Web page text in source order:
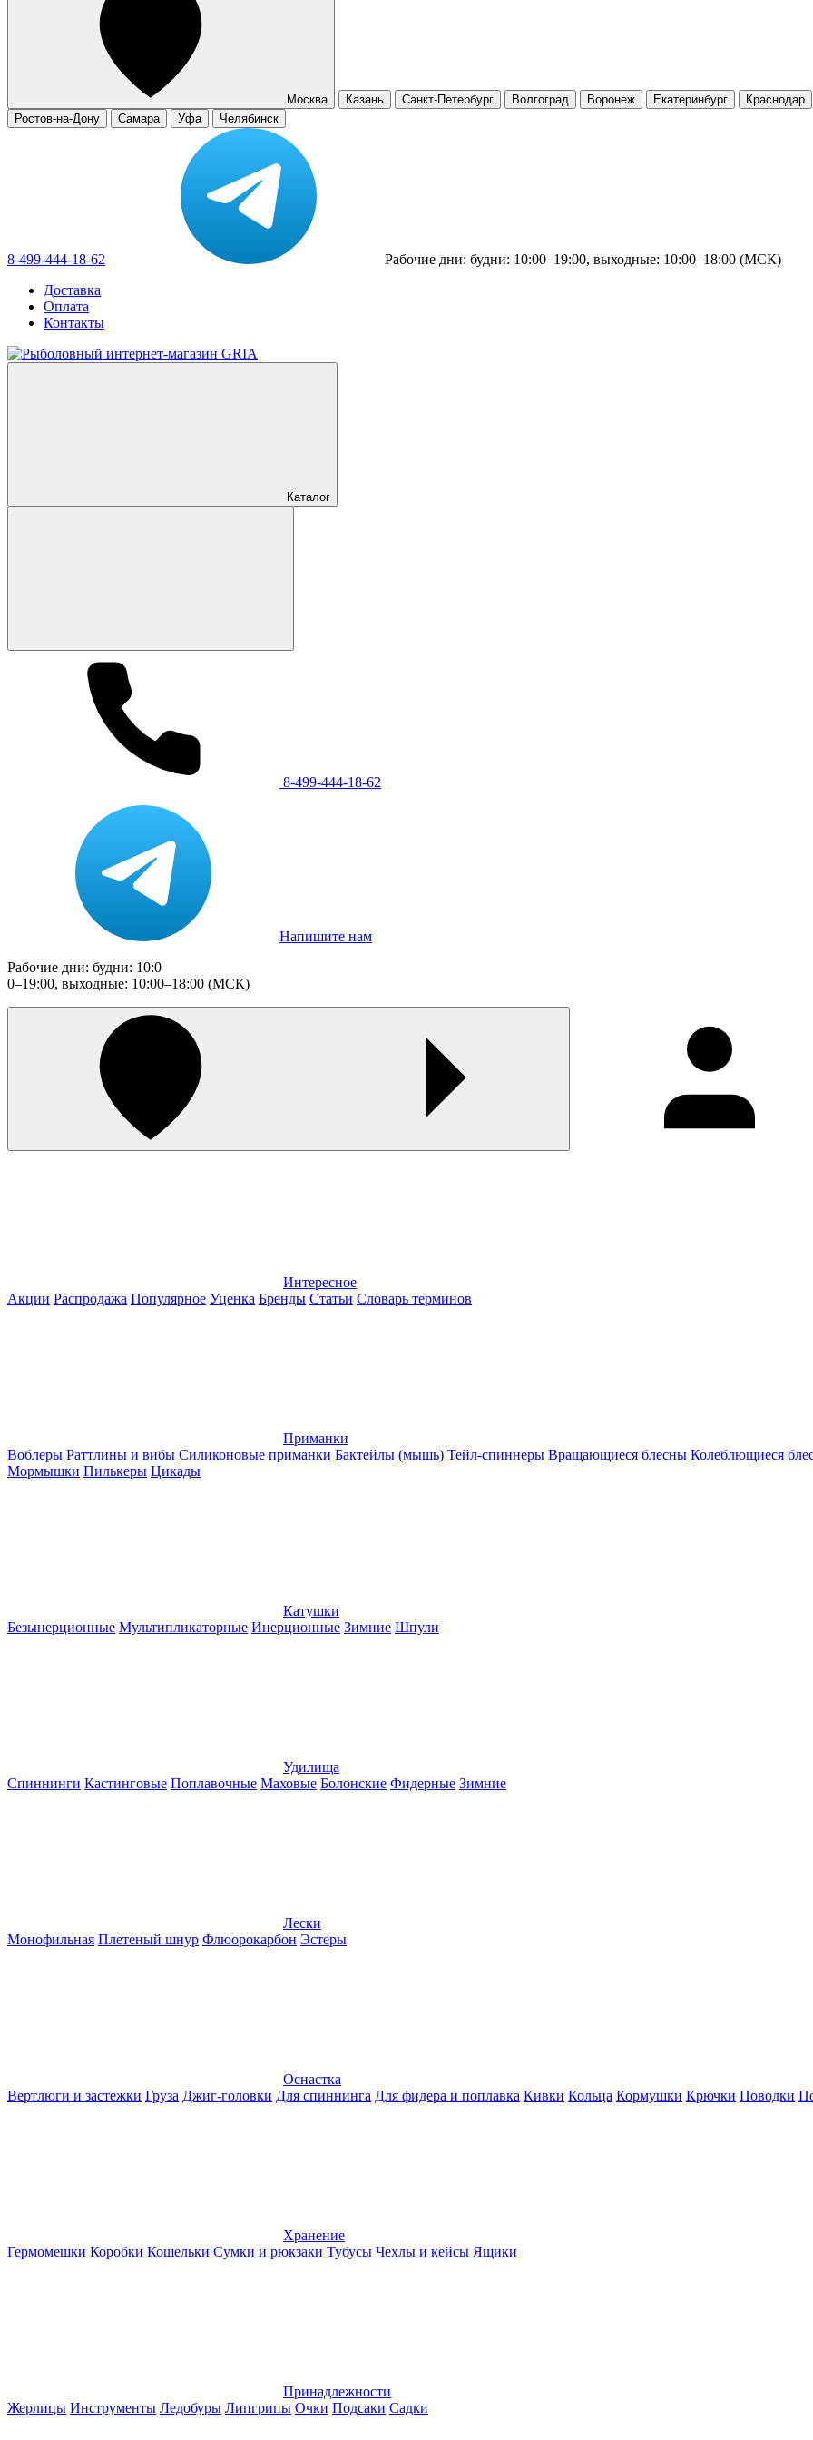
Москва Казань Санкт-Петербург Волгоград Воронеж Екатеринбург Краснодар
Ростов-на-Дону
Самара Уфа Челябинск
8-499-444-18-62
Рабочие дни: будни: 10:00–19:00, выходные: 10:00–18:00 (МСК)
Доставка
Оплата
Контакты
Каталог
8-499-444-18-62
Напишите нам
Рабочие дни: будни: 10:0
0–19:00, выходные: 10:00–18:00 (МСК)
Интересное
Акции Распродажа Популярное Уценка Бренды Статьи Словарь терминов
Приманки
Воблеры Раттлины и вибы Силиконовые приманки Бактейлы (мышь) Тейл-спиннеры Вращающиеся блесны Колеблющиеся
Мормышки Пилькеры Цикады
Катушки
Безынерционные Мультипликаторные Инерционные Зимние Шпули
Удилища
Спиннинги Кастинговые Поплавочные Маховые Болонские Фидерные Зимние
Лески
Монофильная Плетеный шнур Флюорокарбон Эстеры
Оснастка
Вертлюги и застежки Груза Джиг-головки Для спиннинга Для фидера и поплавка Кивки Кольца Кормушки Крючки Поводки
Хранение
Гермомешки Коробки Кошельки Сумки и рюкзаки Тубусы Чехлы и кейсы Ящики
Принадлежности
Жерлицы Инструменты Ледобуры Липгрипы Очки Подсаки Садки